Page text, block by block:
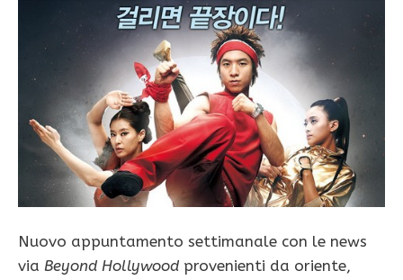
Nuovo appuntamento settimanale con le news
via Beyond Hollywood provenienti da oriente,